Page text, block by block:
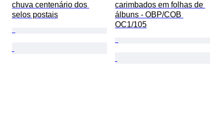
chuva centenário dos
selos postais
carimbados em folhas de
álbuns - OBP/COB
OC1/105